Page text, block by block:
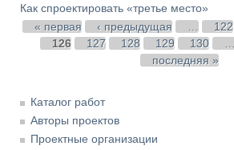
Как спроектировать «третье место»
Страницы
« первая ‹ предыдущая 122
126
127 128 129 130
последняя »
Каталог работ
Авторы проектов
Проектные организации